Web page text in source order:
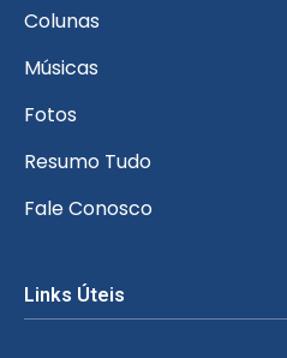
Colunas
Músicas
Fotos
Resumo Tudo
Fale Conosco
Links Úteis